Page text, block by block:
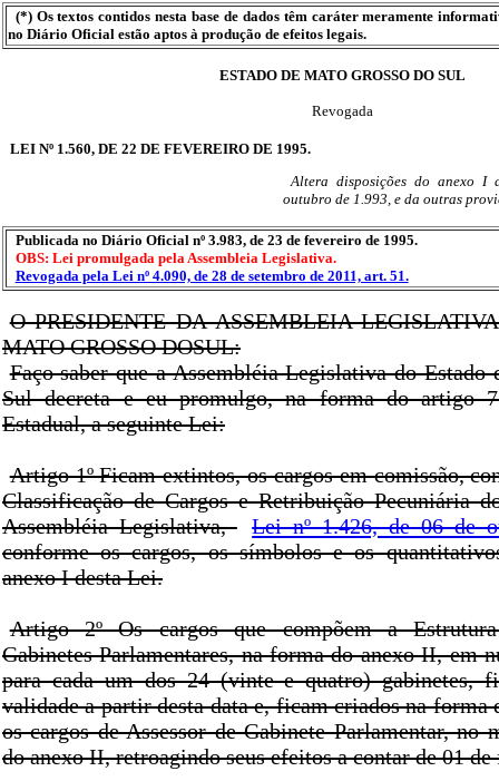
(*) Os textos contidos nesta base de dados têm caráter meramente
no Diário Oficial estão aptos à produção de efeitos legais.
ESTADO DE MATO GROSSO DO SUL
Revogada
LEI Nº 1.560, DE 22 DE FEVEREIRO DE 1995.
Altera disposições do anexo I
outubro de 1.993, e da outras
Publicada no Diário Oficial nº 3.983, de 23 de fevereiro de 1995.
OBS: Lei promulgada pela Assembleia Legislativa.
Revogada pela Lei nº 4.090, de 28 de setembro de 2011, art. 51.
O PRESIDENTE DA ASSEMBLEIA
MATO GROSSO DOSUL:
Faço saber que a Assembléia Legislativa do Estado
Sul decreta e eu promulgo, na forma do artigo
Estadual, a seguinte Lei:
Artigo 1º Ficam extintos, os cargos em comissão,
Classificação de Cargos e Retribuição Pecuniária
Assembléia Legislativa,
Lei nº 1.426, de 06 de
conforme os cargos, os símbolos e os
anexo I desta Lei.
Artigo 2º Os cargos que compõem a
Gabinetes Parlamentares, na forma do anexo II, em
para cada um dos 24 (vinte e quatro) gabinetes,
validade a partir desta data e, ficam criados na forma
os cargos de Assessor de Gabinete Parlamentar, no
do anexo II, retroagindo seus efeitos a contar de 01